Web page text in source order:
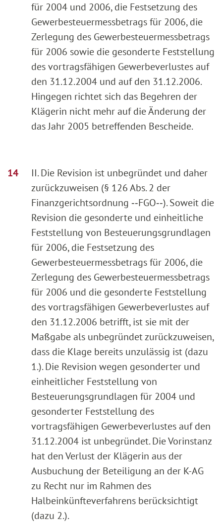
für 2004 und 2006, die Festsetzung des
Gewerbesteuermessbetrags für 2006, die
Zerlegung des Gewerbesteuermessbetrags
für 2006 sowie die gesonderte Feststellung
des vortragsfähigen Gewerbeverlustes auf
den 31.12.2004 und auf den 31.12.2006.
Hingegen richtet sich das Begehren der
Klägerin nicht mehr auf die Änderung der
das Jahr 2005 betreffenden Bescheide.
II. Die Revision ist unbegründet und daher
zurückzuweisen (§ 126 Abs. 2 der
Finanzgerichtsordnung ‑‑FGO‑‑). Soweit die
Revision die gesonderte und einheitliche
Feststellung von Besteuerungsgrundlagen
für 2006, die Festsetzung des
Gewerbesteuermessbetrags für 2006, die
Zerlegung des Gewerbesteuermessbetrags
für 2006 und die gesonderte Feststellung
des vortragsfähigen Gewerbeverlustes auf
den 31.12.2006 betrifft, ist sie mit der
Maßgabe als unbegründet zurückzuweisen,
dass die Klage bereits unzulässig ist (dazu
1.). Die Revision wegen gesonderter und
einheitlicher Feststellung von
Besteuerungsgrundlagen für 2004 und
gesonderter Feststellung des
vortragsfähigen Gewerbeverlustes auf den
31.12.2004 ist unbegründet. Die Vorinstanz
hat den Verlust der Klägerin aus der
Ausbuchung der Beteiligung an der K-AG
zu Recht nur im Rahmen des
Halbeinkünfteverfahrens berücksichtigt
(dazu 2.).